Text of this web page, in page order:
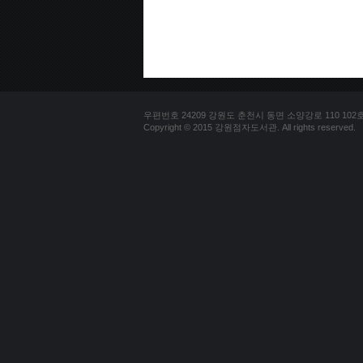
우편번호 24209 강원도 춘천시 동면 소양강로 110 102
Copyright © 2015 강원점자도서관. All rights reserved.